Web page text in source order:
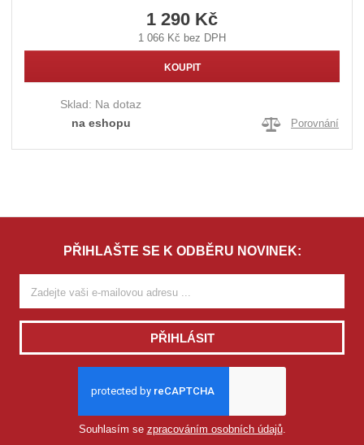
1 290 Kč
1 066 Kč bez DPH
KOUPIT
Sklad: Na dotaz
na eshopu
Porovnání
PŘIHLAŠTE SE K ODBĚRU NOVINEK:
PŘIHLÁSIT
Souhlasím se zpracováním osobních údajů.